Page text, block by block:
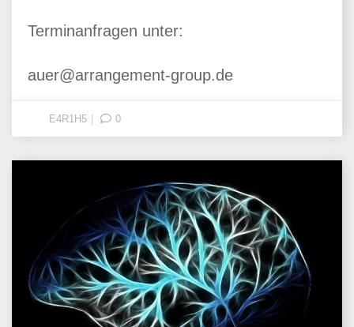
Terminanfragen unter:
auer@arrangement-group.de
E4R1H5 0